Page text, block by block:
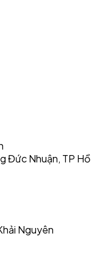
Đức Nhuận, TP Hồ
Nguyên